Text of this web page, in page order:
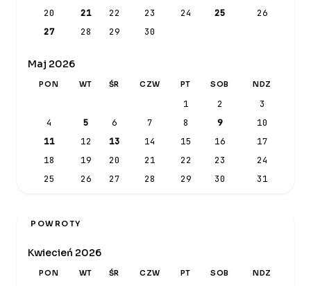
20
21 22 23 24 25
26
27
28 29 30
Maj 2026
PON WT ŚR CZW PT SOB NDZ
1 2
3
4
5 6 7 8 9
10
11
12 13 14 15 16
17
18
19 20 21 22 23
24
25
26 27 28 29 30 31
POWROTY
Kwiecień 2026
PON WT ŚR CZW PT SOB NDZ